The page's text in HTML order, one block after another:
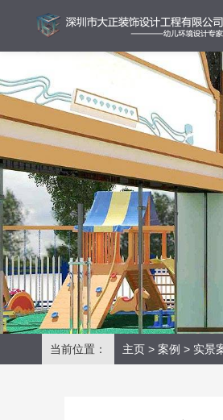
当前位置： 主页 > 案例 > 实景